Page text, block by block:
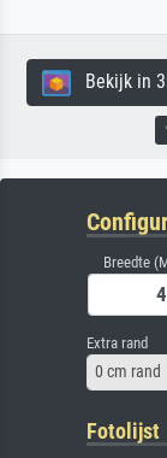
Bekijk in
Breedte
Extra rand
0 cm rand
Fotolijst